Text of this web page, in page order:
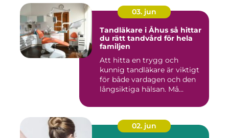
03. jun
Tandläkare i Åhus så hittar
du rätt tandvård för hela
familjen
Att hitta en trygg och
kunnig tandläkare är viktigt
för både vardagen och den
långsiktiga hälsan. Må...
02. jun